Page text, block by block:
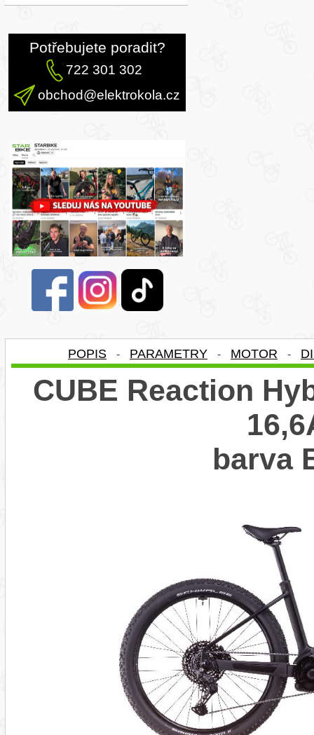
Potřebujete poradit?
722 301 302
obchod@elektrokola.cz
POPIS - PARAMETRY - MOTOR -
CUBE Reaction
barva